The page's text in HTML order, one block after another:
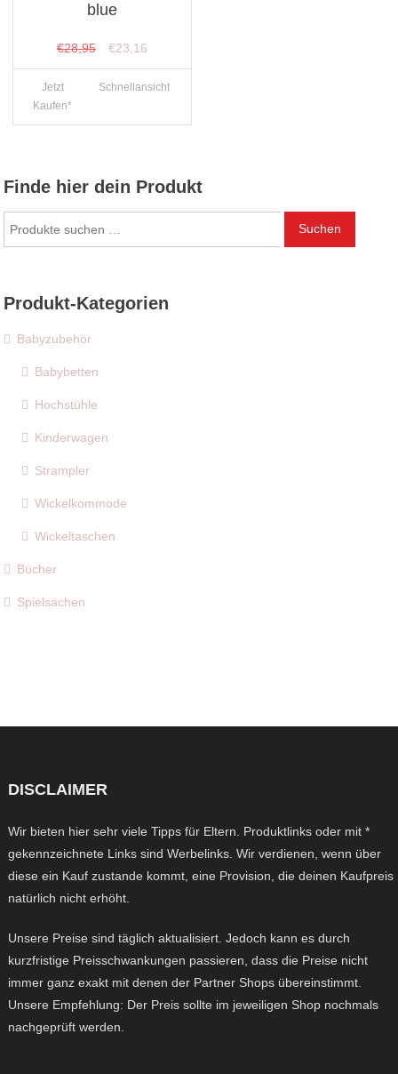
blue
€28,95
Ursprünglicher
Preis
war:
€23,16
Preis
ist:
Jetzt
Kaufen*
Schnellansicht
Finde hier dein Produkt
nach:
Suchen
Produkt-Kategorien
Babyzubehör
Babybetten
Hochstühle
Kinderwagen
Strampler
Wickelkommode
Wickeltaschen
Bücher
Spielsachen
DISCLAIMER
Wir bieten hier sehr viele Tipps für Eltern. Produktlinks oder mit *
gekennzeichnete Links sind Werbelinks. Wir verdienen, wenn über
diese ein Kauf zustande kommt, eine Provision, die deinen Kaufpreis
natürlich nicht erhöht.
Unsere Preise sind täglich aktualisiert. Jedoch kann es durch
kurzfristige Preisschwankungen passieren, dass die Preise nicht
immer ganz exakt mit denen der Partner Shops übereinstimmt.
Unsere Empfehlung: Der Preis sollte im jeweiligen Shop nochmals
nachgeprüft werden.